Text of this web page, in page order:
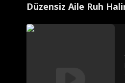
Düzensiz Aile Ruh